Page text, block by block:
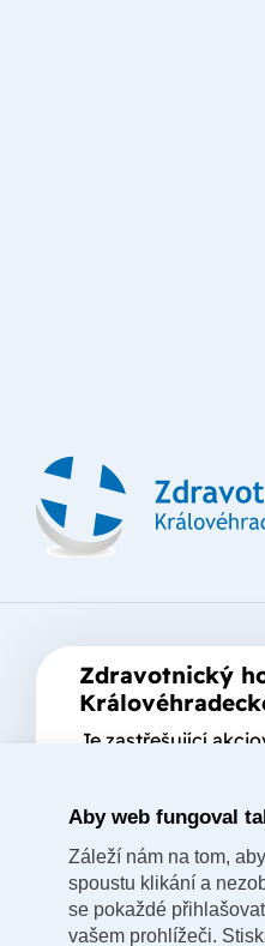
Zdravotnický
Je zastřešující
společnosti.
Aby web fungoval
Záleží nám na tom,
spoustu klikání a
se pokaždé
vašem prohlížeči.